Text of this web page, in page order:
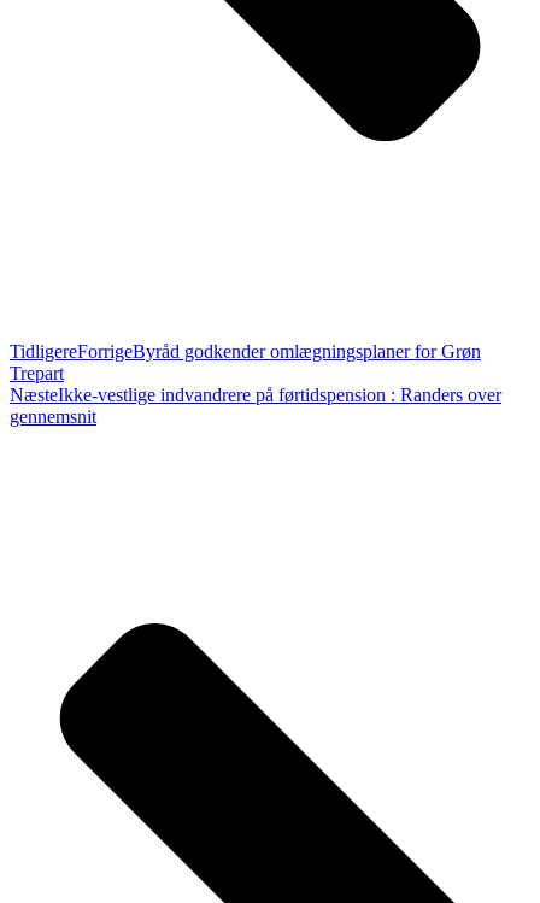
TidligereForrigeByråd godkender omlægningsplaner for Grøn
Trepart
NæsteIkke-vestlige indvandrere på førtidspension : Randers over
gennemsnit